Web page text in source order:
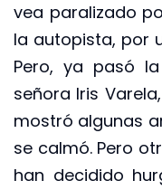
vea paralizado
la autopista, por
Pero, ya pasó
señora Iris
mostró algunas
se calmó. Pero
han decidido